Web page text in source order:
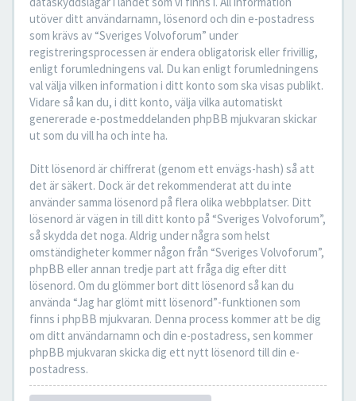
utöver ditt användarnamn, lösenord och din e-postadress
som krävs av “Sveriges Volvoforum” under
registreringsprocessen är endera obligatorisk eller frivillig,
enligt forumledningens val. Du kan enligt forumledningens
val välja vilken information i ditt konto som ska visas publikt.
Vidare så kan du, i ditt konto, välja vilka automatiskt
genererade e-postmeddelanden phpBB mjukvaran skickar
ut som du vill ha och inte ha.
Ditt lösenord är chiffrerat (genom ett envägs-hash) så att
det är säkert. Dock är det rekommenderat att du inte
använder samma lösenord på flera olika webbplatser. Ditt
lösenord är vägen in till ditt konto på “Sveriges Volvoforum”,
så skydda det noga. Aldrig under några som helst
omständigheter kommer någon från “Sveriges Volvoforum”,
phpBB eller annan tredje part att fråga dig efter ditt
lösenord. Om du glömmer bort ditt lösenord så kan du
använda “Jag har glömt mitt lösenord”-funktionen som
finns i phpBB mjukvaran. Denna process kommer att be dig
om ditt användarnamn och din e-postadress, sen kommer
phpBB mjukvaran skicka dig ett nytt lösenord till din e-
postadress.